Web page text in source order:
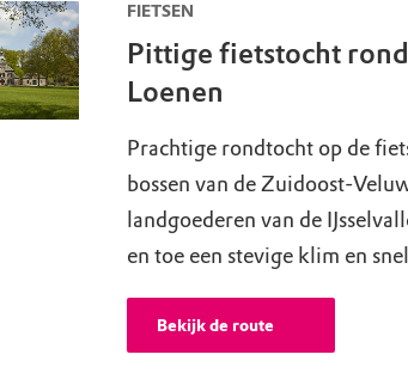
FIETSEN
Pittige fietstocht
Loenen
Prachtige rondtocht op de
bossen van de Zuidoost-
landgoederen van de
en toe een stevige klim en
Bekijk de route